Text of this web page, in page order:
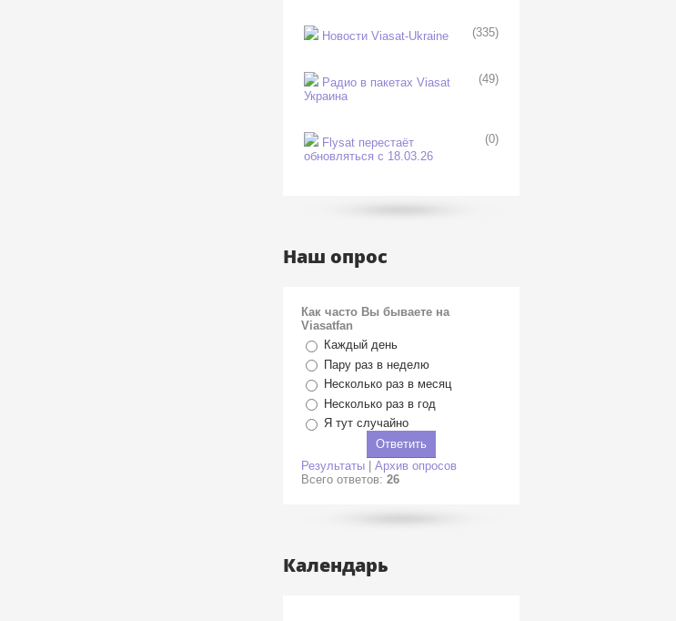
Новости Viasat-Ukraine (335)
Радио в пакетах Viasat
Украина
(49)
Flysat перестаёт
обновляться с 18.03.26
(0)
Наш опрос
Как часто Вы бываете на
Viasatfan
Каждый день
Пару раз в неделю
Несколько раз в месяц
Несколько раз в год
Я тут случайно
Результаты
Архив опросов
Всего ответов: 26
Календарь